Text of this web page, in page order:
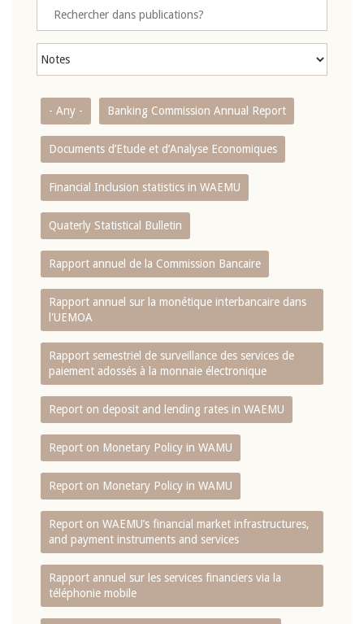
- Any - Banking Commission Annual Report
Documents d’Etude et d’Analyse Economiques
Financial Inclusion statistics in WAEMU
Quaterly Statistical Bulletin
Rapport annuel de la Commission Bancaire
Rapport annuel sur la monétique interbancaire dans
l'UEMOA
Rapport semestriel de surveillance des services de
paiement adossés à la monnaie électronique
Report on deposit and lending rates in WAEMU
Report on Monetary Policy in WAMU
Report on Monetary Policy in WAMU
Report on WAEMU’s financial market infrastructures,
and payment instruments and services
Rapport annuel sur les services financiers via la
téléphonie mobile